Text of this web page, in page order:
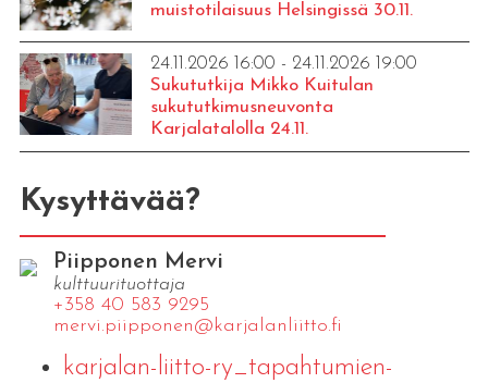
muistotilaisuus Helsingissä 30.11.
24.11.2026 16:00 - 24.11.2026 19:00
Sukututkija Mikko Kuitulan
sukututkimusneuvonta
Karjalatalolla 24.11.
Kysyttävää?
Piipponen Mervi
kulttuurituottaja
+358 40 583 9295
mervi.​piipponen@​kar​jala​nlii​tto.​fi
karjalan-liitto-ry_tapahtumien-